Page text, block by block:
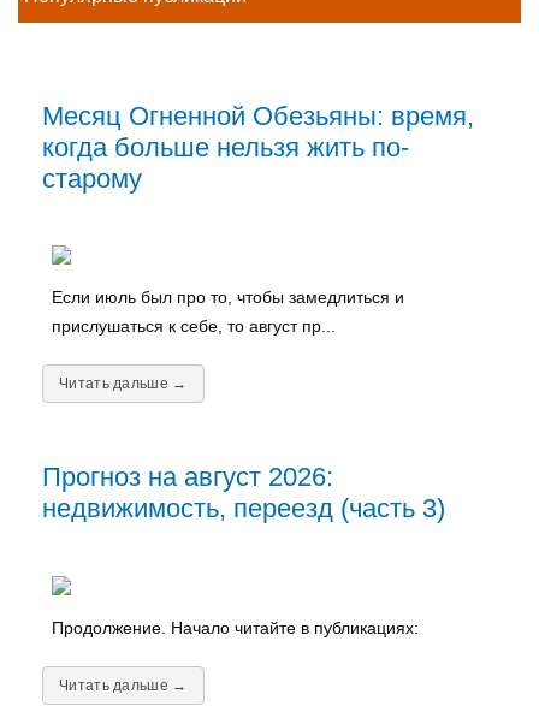
Месяц Огненной Обезьяны: время,
когда больше нельзя жить по-
старому
Если июль был про то, чтобы замедлиться и
прислушаться к себе, то август пр...
Читать дальше →
Прогноз на август 2026:
недвижимость, переезд (часть 3)
Продолжение. Начало читайте в публикациях:
Читать дальше →